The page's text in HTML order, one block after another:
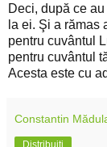
Deci, după ce
la ei. Şi a rămas
pentru cuvântul
pentru cuvântul
Acesta este cu
Constantin
Distribuiți